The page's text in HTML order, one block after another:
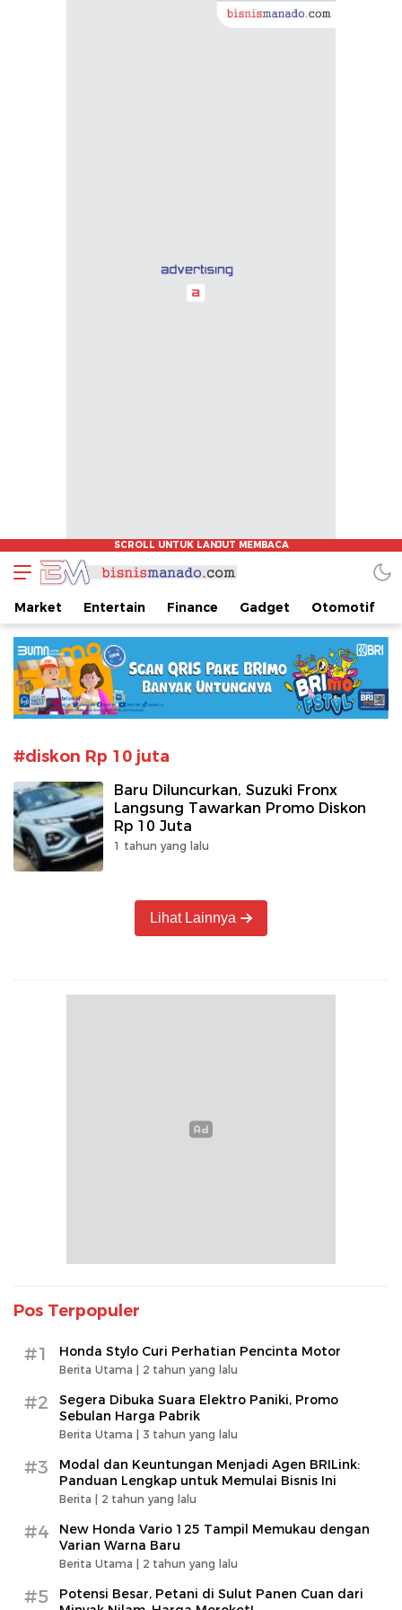
www.bisnismanado.com
Berita Bisnis Sulawesi Utara
Market Entertain Finance Gadget Otomotif
#diskon Rp 10 juta
Baru Diluncurkan, Suzuki Fronx
Langsung Tawarkan Promo Diskon
Rp 10 Juta
1 tahun yang lalu
Lihat Lainnya
Pos Terpopuler
#1 Honda Stylo Curi Perhatian Pencinta Motor
Berita Utama | 2 tahun yang lalu
#2
Segera Dibuka Suara Elektro Paniki, Promo
Sebulan Harga Pabrik
Berita Utama | 3 tahun yang lalu
#3
Modal dan Keuntungan Menjadi Agen BRILink:
Panduan Lengkap untuk Memulai Bisnis Ini
Berita | 2 tahun yang lalu
#4
New Honda Vario 125 Tampil Memukau dengan
Varian Warna Baru
Berita Utama | 2 tahun yang lalu
#5
Potensi Besar, Petani di Sulut Panen Cuan dari